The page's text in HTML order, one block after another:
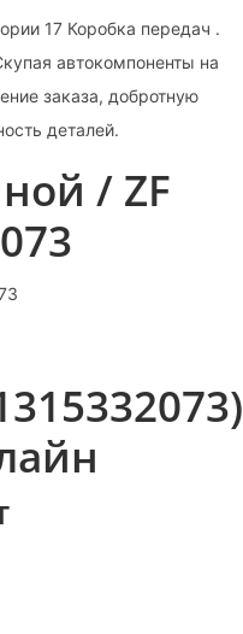
17 Коробка передач .
автокомпоненты на
заказа, добротную
деталей.
/ ZF